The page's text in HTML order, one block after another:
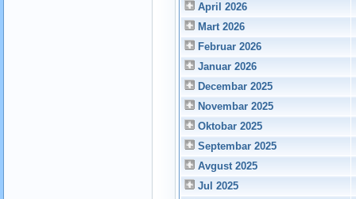
April 2026
Mart 2026
Februar 2026
Januar 2026
Decembar 2025
Novembar 2025
Oktobar 2025
Septembar 2025
Avgust 2025
Jul 2025